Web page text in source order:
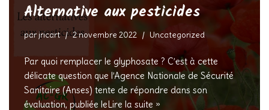
Alternative aux pesticides
parjricart 2 novembre 2022 Uncategorized
Par quoi remplacer le glyphosate ? C’est à cette
délicate question que l’Agence Nationale de Sécurité
Sanitaire (Anses) tente de répondre dans son
évaluation, publiée leLire la suite »